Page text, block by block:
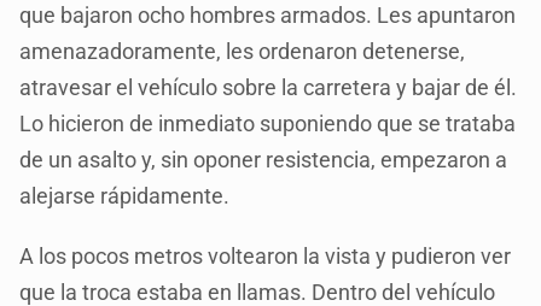
que bajaron ocho hombres armados. Les apuntaron
amenazadoramente, les ordenaron detenerse,
atravesar el vehículo sobre la carretera y bajar de él.
Lo hicieron de inmediato suponiendo que se trataba
de un asalto y, sin oponer resistencia, empezaron a
alejarse rápidamente.
A los pocos metros voltearon la vista y pudieron ver
que la troca estaba en llamas. Dentro del vehículo